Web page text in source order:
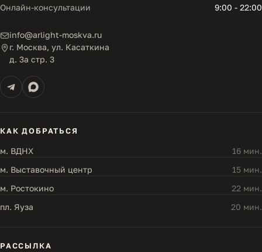
Онлайн-консультации 9:00 - 22:00
info@arlight-moskva.ru
г. Москва, ул. Касаткина
д. 3а стр. 3
КАК ДОБРАТЬСЯ
м. ВДНХ
16 мин.
м. Выставочный центр
15 мин.
м. Ростокино
22 мин.
пл. Яуза
20 мин.
РАССЫЛКА